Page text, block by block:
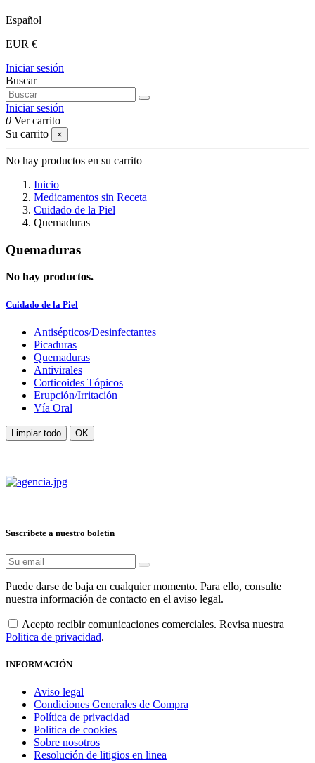
Español
EUR €
Iniciar sesión
Buscar
Iniciar sesión
0 Ver carrito
Su carrito
×
No hay productos en su carrito
Inicio
Medicamentos sin Receta
Cuidado de la Piel
Quemaduras
Quemaduras
No hay productos.
Cuidado de la Piel
Antisépticos/Desinfectantes
Picaduras
Quemaduras
Antivirales
Corticoides Tópicos
Erupción/Irritación
Vía Oral
Limpiar todo OK
Suscríbete a nuestro boletín
Puede darse de baja en cualquier momento. Para ello, consulte
nuestra información de contacto en el aviso legal.
Acepto recibir comunicaciones comerciales. Revisa nuestra
Politica de privacidad.
INFORMACIÓN
Aviso legal
Condiciones Generales de Compra
Política de privacidad
Politica de cookies
Sobre nosotros
Resolución de litigios en linea